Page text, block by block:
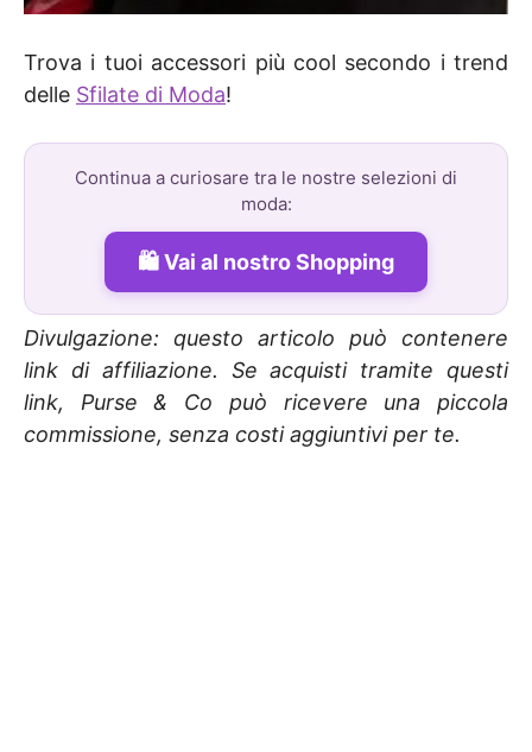
Trova i tuoi accessori più cool secondo i trend
delle Sfilate di Moda!
Continua a curiosare tra le nostre selezioni di
moda:
Vai al nostro Shopping
Divulgazione: questo articolo può contenere
link di affiliazione. Se acquisti tramite questi
link, Purse & Co può ricevere una piccola
commissione, senza costi aggiuntivi per te.